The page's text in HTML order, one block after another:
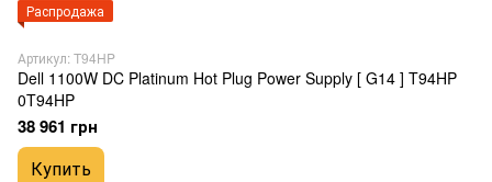
Распродажа
Артикул: T94HP
Dell 1100W DC Platinum Hot Plug Power Supply [ G14 ] T94HP
0T94HP
38 961 грн
Купить